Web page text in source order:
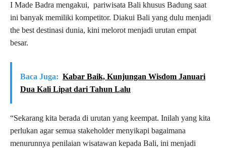
I Made Badra mengakui, pariwisata Bali khusus Badung saat
ini banyak memiliki kompetitor. Diakui Bali yang dulu menjadi
the best destinasi dunia, kini melorot menjadi urutan empat
besar.
Baca Juga: Kabar Baik, Kunjungan Wisdom Januari
Dua Kali Lipat dari Tahun Lalu
“Sekarang kita berada di urutan yang keempat. Inilah yang kita
perlukan agar semua stakeholder menyikapi bagaimana
menurunnya penilaian wisatawan kepada Bali, ini menjadi